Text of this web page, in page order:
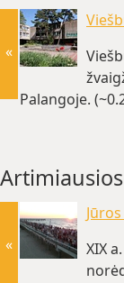
Palangoje.
«
XIX
«